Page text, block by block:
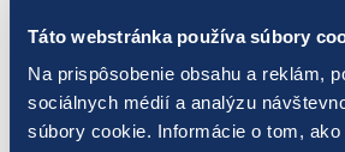
Táto webstránka používa súbory
Na prispôsobenie obsahu a reklám,
sociálnych médií a analýzu
súbory cookie. Informácie o tom,
výhier v treťom poradí vo výške 99 eur.
na účet pripísať príjemných 67 012,20
Systémy umožňujú tipovať viac čísel a